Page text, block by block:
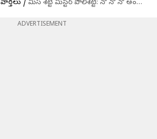
/ మిస్ శెట్టి మిస్టర్ పొలిశెట్టి: నో నో నో అంటూ అప్డేట్ ఇచ్చేసారు
ADVERTISEMENT